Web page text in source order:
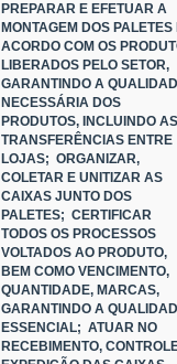
PREPARAR E EFETUAR A
MONTAGEM DOS PALETES
ACORDO COM OS
LIBERADOS PELO SETOR,
GARANTINDO A
NECESSÁRIA DOS
PRODUTOS, INCLUINDO AS
TRANSFERÊNCIAS ENTRE
LOJAS; ORGANIZAR,
COLETAR E UNITIZAR AS
CAIXAS JUNTO DOS
PALETES; CERTIFICAR
TODOS OS PROCESSOS
VOLTADOS AO PRODUTO,
BEM COMO VENCIMENTO,
QUANTIDADE, MARCAS,
GARANTINDO A
ESSENCIAL; ATUAR NO
RECEBIMENTO,